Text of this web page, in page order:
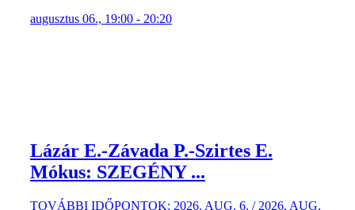
augusztus 06., 19:00 - 20:20
Lázár E.-Závada P.-Szirtes E.
Mókus: SZEGÉNY ...
TOVÁBBI IDŐPONTOK: 2026. AUG. 6. / 2026. AUG.